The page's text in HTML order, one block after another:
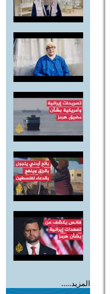
المزيد.....